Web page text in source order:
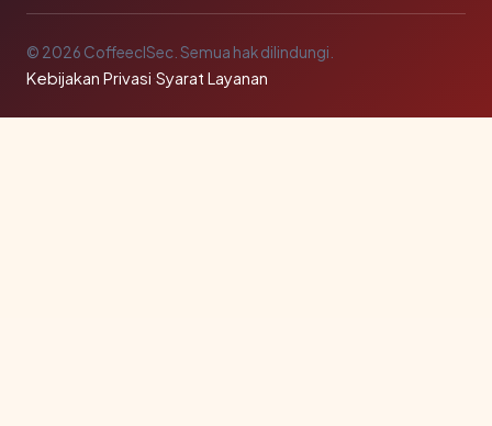
© 2026 CoffeeclSec. Semua hak dilindungi.
Kebijakan Privasi·Syarat Layanan